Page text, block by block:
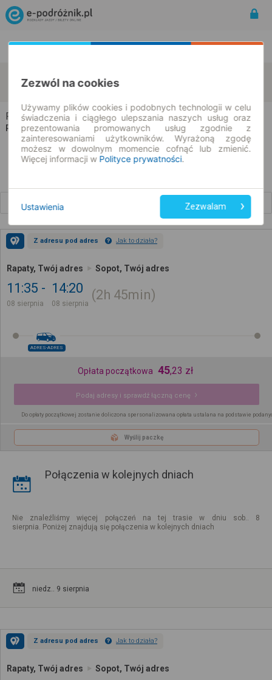
08.08.2026 | -- : --
Rapaty → Sopot
Rozkład jazdy i bilety
Z adresu pod adres Jak to działa?
Rapaty, Twój adres Sopot, Twój adres
11:35
08 sierpnia
14:20
08 sierpnia
2h 45min
ADRES-ADRES
Opłata początkowa 45,23 zł
Podaj adresy i sprawdź łączną cenę
Do opłaty początkowej zostanie doliczona spersonalizowana opłata ustalana na podstawie
Wyślij paczkę
Połączenia w kolejnych dniach
Nie znaleźliśmy więcej połączeń na tej trasie w dniu sob.. 8
sierpnia. Poniżej znajdują się połączenia w kolejnych dniach
niedz.. 9 sierpnia
Z adresu pod adres Jak to działa?
Rapaty, Twój adres Sopot, Twój adres
Zezwól na cookies
Używamy plików cookies i podobnych technologii w celu
świadczenia i ciągłego ulepszania naszych usług oraz
prezentowania promowanych usług zgodnie z
zainteresowaniami użytkowników. Wyrażoną zgodę
możesz w dowolnym momencie cofnąć lub zmienić.
Więcej informacji w Polityce prywatności.
Ustawienia Zezwalam